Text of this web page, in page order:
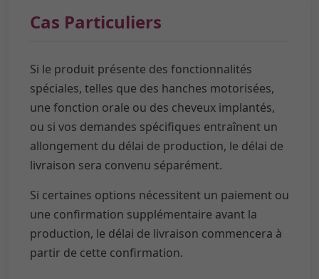
Cas Particuliers
Si le produit présente des fonctionnalités
spéciales, telles que des hanches motorisées,
une fonction orale ou des cheveux implantés,
ou si vos demandes spécifiques entraînent un
allongement du délai de production, le délai de
livraison sera convenu séparément.
Si certaines options nécessitent un paiement ou
une confirmation supplémentaire avant la
production, le délai de livraison commencera à
partir de cette confirmation.